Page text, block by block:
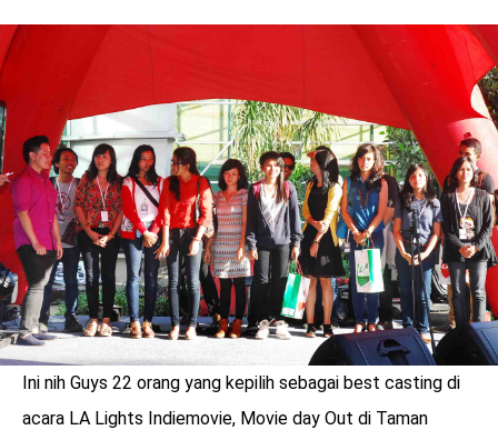
Ini nih Guys 22 orang yang kepilih sebagai best casting di
acara LA Lights Indiemovie, Movie day Out di Taman